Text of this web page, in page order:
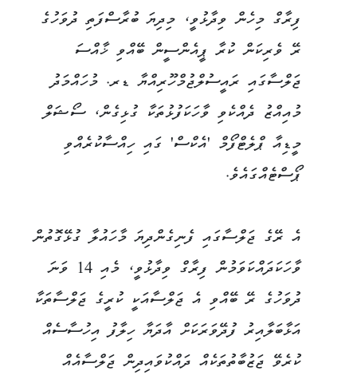
ފިރާގް މިހެން ވިދާޅުވީ، މިދިޔަ ބުރާސްފަތި ދުވަހުގެ
ރޭ ވެރިކަން ކުރާ ޕީއެންސީން ބޭއްވި ޚާއްސަ
ޖަލްސާގައި ރައީސުލްޖުމްހޫރިއްޔާ ޑރ. މުހައްމަދު
މުއިއްޒު ދެއްކެވި ވާހަކަފުޅުތަކާ ގުޅިގެން، ސޯޝަލް
މީޑިއާ ޕްލެޓްފޯމް 'އެކްސް' ގައި ހިއްސާކުރެއްވި
ޕޯސްޓެއްގައެވެ.
އެ ރޭގެ ޖަލްސާގައި ފެނިގެންދިޔަ މާހައުލާ ގުޅޭގޮތުން
ވާހަކަދައްކަވަމުން ފިރާގް ވިދާޅުވީ، މެއި 14 ވަނަ
ދުވަހުގެ ރޭ ބޭއްވި އެ ޖަލްސާއަކީ ކުރީގެ ޖަލްސާތަކާ
އަޅާބަލާއިރު ފުދޭވަރަކަށް އާދަޔާ ހިލާފު އިހުސާސެއް
ކުރެވޭ ޖަޒުބާތުތަކެއް ދައްކުވައިދިން ޖަލްސާއެއް